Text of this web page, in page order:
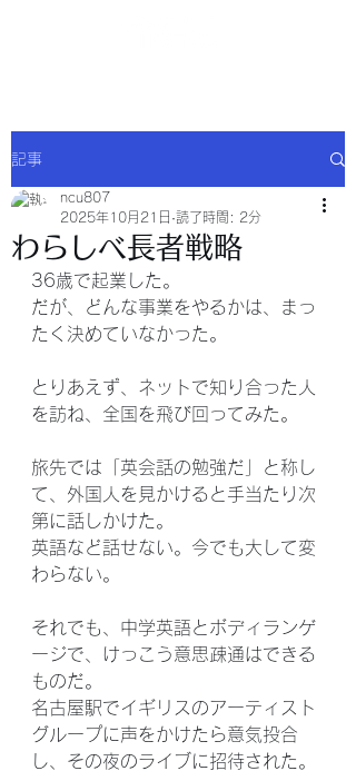
記事
わらしべ長者戦略
ncu807
2025年10月21日 読了時間: 2分
36歳で起業した。
だが、どんな事業をやるかは、まっ
たく決めていなかった。
とりあえず、ネットで知り合った人
を訪ね、全国を飛び回ってみた。
旅先では「英会話の勉強だ」と称し
て、外国人を見かけると手当たり次
第に話しかけた。
英語など話せない。今でも大して変
わらない。
それでも、中学英語とボディランゲ
ージで、けっこう意思疎通はできる
ものだ。
名古屋駅でイギリスのアーティスト
グループに声をかけたら意気投合
し、その夜のライブに招待された。